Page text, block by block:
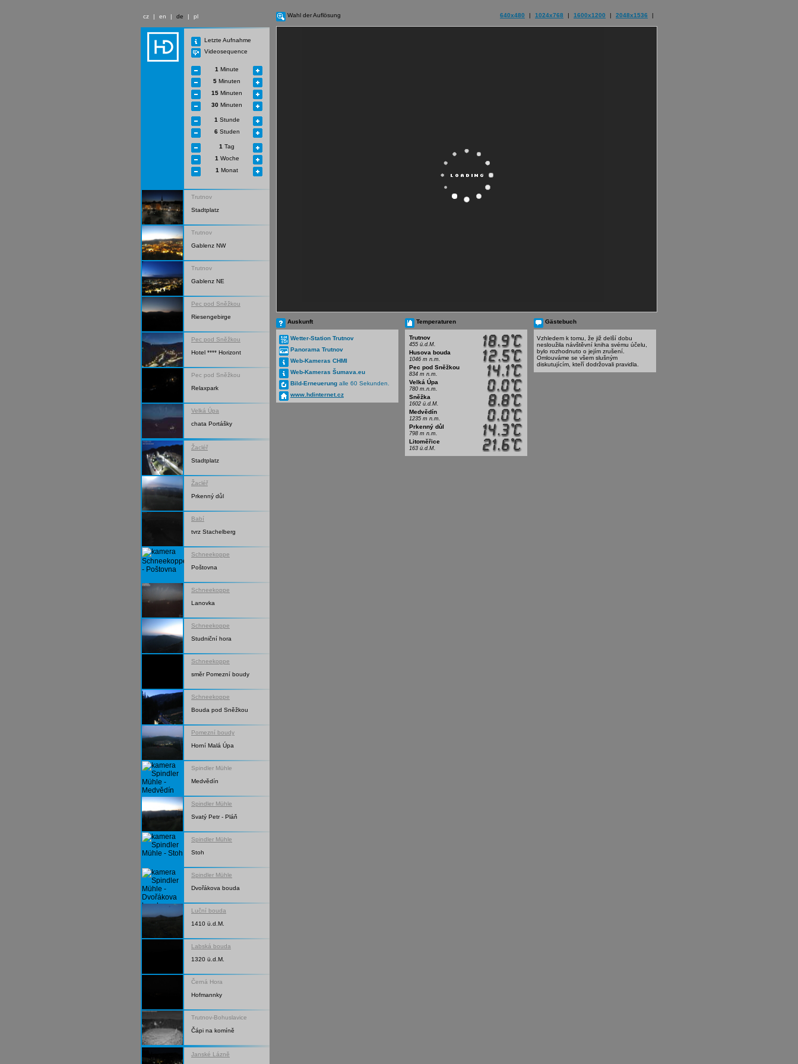
cz | en | de | pl
Letzte Aufnahme
Videosequence
1 Minute
5 Minuten
15 Minuten
30 Minuten
1 Stunde
6Studen
1 Tag
1 Woche
1 Monat
Trutnov
Stadtplatz
Trutnov
Gablenz NW
Trutnov
Gablenz NE
Pec pod Sněžkou
Riesengebirge
Pec pod Sněžkou
Hotel **** Horizont
Pec pod Sněžkou
Relaxpark
Velká Úpa
chata Portášky
Žacléř
Stadtplatz
Žacléř
Prkenný důl
Babí
tvrz Stachelberg
Schneekoppe
Poštovna
Schneekoppe
Lanovka
Schneekoppe
Studniční hora
Schneekoppe
směr Pomezní boudy
Schneekoppe
Bouda pod Sněžkou
Pomezní boudy
Horní Malá Úpa
Spindler Mühle
Medvědín
Spindler Mühle
Svatý Petr - Pláň
Spindler Mühle
Stoh
Spindler Mühle
Dvořákova bouda
Luční bouda
1410 ü.d.M.
Labská bouda
1320 ü.d.M.
Černá Hora
Hofmannky
Trutnov-Bohuslavice
Čápi na komíně
Janské Lázně
Wahl der Auflösung 640x480 | 1024x768 | 1600x1200 | 2048x1536 |
Auskunft
Wetter-Station Trutnov
Panorama Trutnov
Web-Kameras CHMI
Web-Kameras Šumava.eu
Bild-Erneuerung alle 60 Sekunden.
www.hdinternet.cz
Temperaturen
Trutnov
455 ü.d.M.
Husova bouda
1046 m n.m.
Pec pod Sněžkou
834 m n.m.
Velká Úpa
780 m.n.m.
Sněžka
1602 ü.d.M.
Medvědín
1235 m n.m.
Prkenný důl
798 m n.m.
Litoměřice
163 ü.d.M.
Gästebuch
Vzhledem k tomu, že již delší dobu
nesloužila návštěvní kniha svému účelu,
bylo rozhodnuto o jejím zrušení.
Omlouváme se všem slušným
diskutujícím, kteří dodržovali pravidla.